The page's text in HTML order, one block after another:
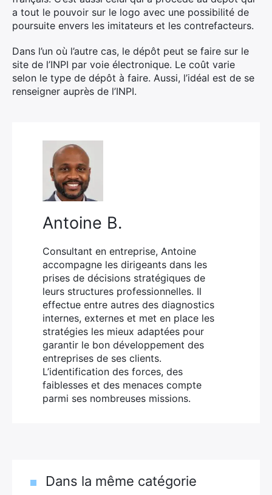
a tout le pouvoir sur le logo avec une possibilité de
poursuite envers les imitateurs et les contrefacteurs.
Dans l’un où l’autre cas, le dépôt peut se faire sur le
site de l’INPI par voie électronique. Le coût varie
selon le type de dépôt à faire. Aussi, l’idéal est de se
renseigner auprès de l’INPI.
Antoine B.
Consultant en entreprise, Antoine
accompagne les dirigeants dans les
prises de décisions stratégiques de
leurs structures professionnelles. Il
effectue entre autres des diagnostics
internes, externes et met en place les
stratégies les mieux adaptées pour
garantir le bon développement des
entreprises de ses clients.
L’identification des forces, des
faiblesses et des menaces compte
parmi ses nombreuses missions.
Dans la même catégorie